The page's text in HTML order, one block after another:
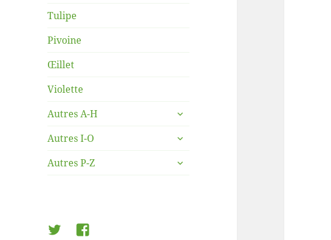
Tulipe
Pivoine
Œillet
Violette
Autres A-H
ouvrir
sous-
Autres I-O
ouvrir
sous-
Autres P-Z
ouvrir
TwitterFacebook